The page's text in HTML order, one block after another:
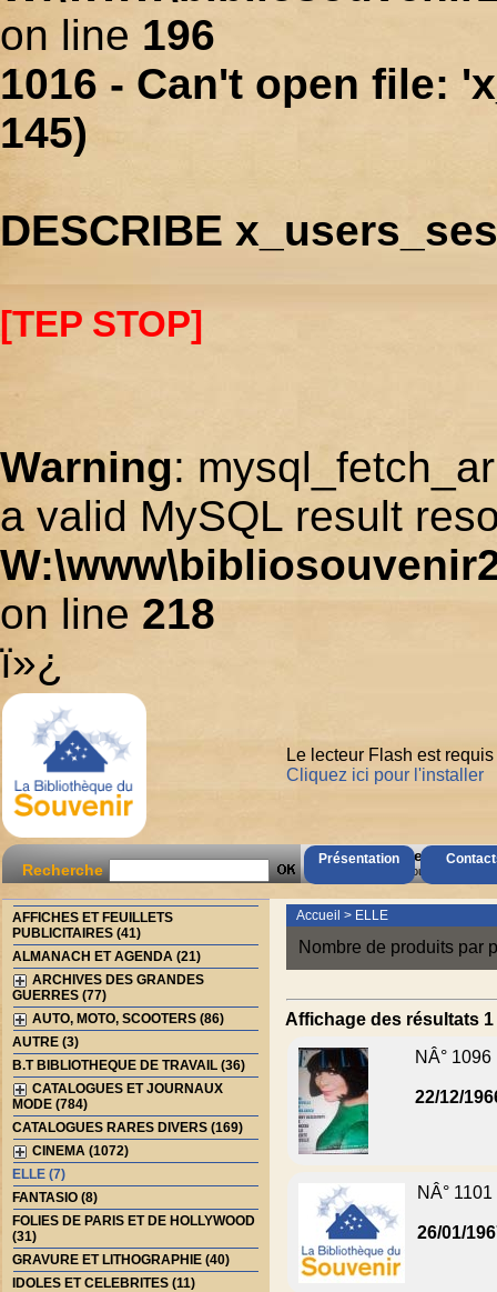
on line 196
1016 - Can't open file:
145)
DESCRIBE
[TEP STOP]
Warning:
a valid MySQL result
on line 218
ï»¿
Présentation
Le lecteur Flash est
Cliquez ici pour l'installer
Recherche
AccÃ¨s Client
Mot de passe oubliÃ© ?
AFFICHES ET FEUILLETS
PUBLICITAIRES (41)
ALMANACH ET AGENDA (21)
ARCHIVES DES GRANDES
GUERRES (77)
AUTO, MOTO, SCOOTERS (86)
AUTRE (3)
B.T BIBLIOTHEQUE DE TRAVAIL (36)
CATALOGUES ET JOURNAUX
MODE (784)
CATALOGUES RARES DIVERS (169)
CINEMA (1072)
ELLE (7)
FANTASIO (8)
FOLIES DE PARIS ET DE HOLLYWOOD
(31)
GRAVURE ET LITHOGRAPHIE (40)
IDOLES ET CELEBRITES (11)
Accueil > ELLE
Nombre de produits par
Affichage des résultats
NÂ° 1096
22/12/
NÂ° 1101
26/01/